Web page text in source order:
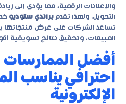
والإعلانات الرقمية، مما يؤدي إلى
التحويل. ولهذا تقدم براندي ستوديو
تساعد الشركات على عرض منتجاتها
المبيعات، وتحقيق نتائج تسويقية
أفضل الممارسات
احترافي يناسب
الإلكترونية